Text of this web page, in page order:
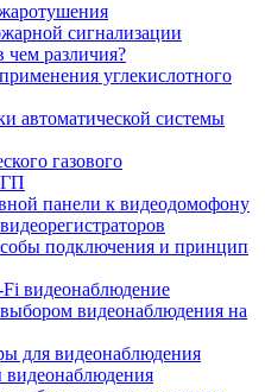
сигнализации
чем различия?
углекислотного
автоматической системы
газового
панели к видеодомофону
подключения и принцип
видеонаблюдение
видеонаблюдения на
для видеонаблюдения